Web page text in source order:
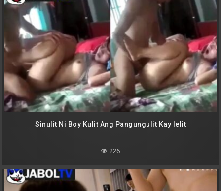
Sinulit Ni Boy Kulit Ang Pangungulit Kay lelit
226